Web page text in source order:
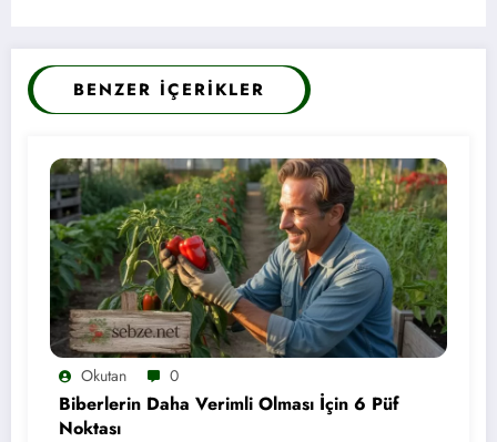
BENZER İÇERIKLER
Okutan 0
Biberlerin Daha Verimli Olması İçin 6 Püf
Noktası